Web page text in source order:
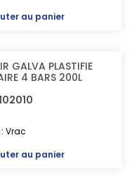
au panier
GALVA PLASTIFIE
4 BARS 200L
Vrac
au panier